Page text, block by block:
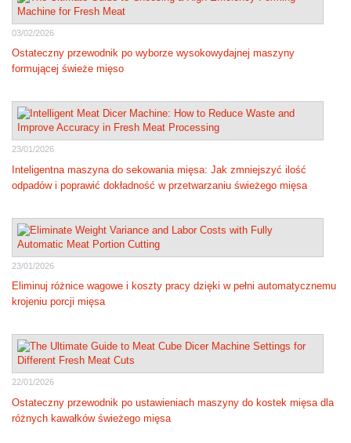
03/02/2026
Ostateczny przewodnik po wyborze wysokowydajnej maszyny
formującej świeże mięso
23/01/2026
Inteligentna maszyna do sekowania mięsa: Jak zmniejszyć ilość
odpadów i poprawić dokładność w przetwarzaniu świeżego mięsa
23/01/2026
Eliminuj różnice wagowe i koszty pracy dzięki w pełni automatycznemu
krojeniu porcji mięsa
22/01/2026
Ostateczny przewodnik po ustawieniach maszyny do kostek mięsa dla
różnych kawałków świeżego mięsa